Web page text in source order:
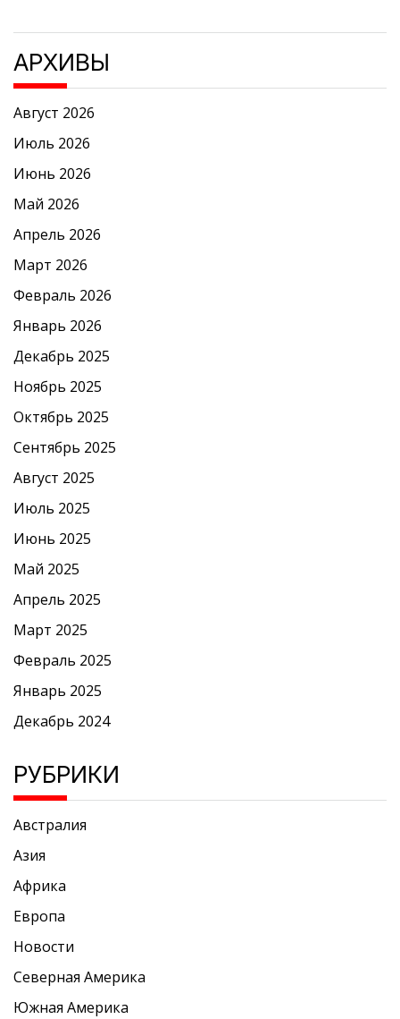
АРХИВЫ
Август 2026
Июль 2026
Июнь 2026
Май 2026
Апрель 2026
Март 2026
Февраль 2026
Январь 2026
Декабрь 2025
Ноябрь 2025
Октябрь 2025
Сентябрь 2025
Август 2025
Июль 2025
Июнь 2025
Май 2025
Апрель 2025
Март 2025
Февраль 2025
Январь 2025
Декабрь 2024
РУБРИКИ
Австралия
Азия
Африка
Европа
Новости
Северная Америка
Южная Америка